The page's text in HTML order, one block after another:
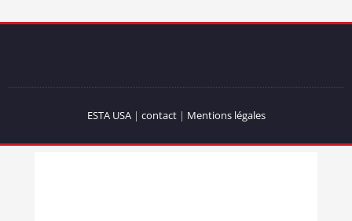
ESTA USA| contact| Mentions légales